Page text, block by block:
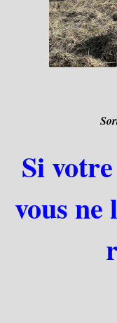
Si
vous ne